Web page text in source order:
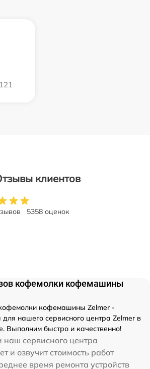
клиентов
5358 оценок
кофемолки кофемашины
кофемашины Zelmer -
нашего сервисного центра Zelmer в
Выполним быстро и качественно!
наш сервисного центра
и озвучит стоимость работ
время ремонта устройств